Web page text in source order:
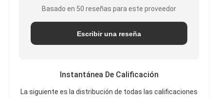
Basado en 50 reseñas para este proveedor
Escribir una reseña
Instantánea De Calificación
La siguiente es la distribución de todas las calificaciones